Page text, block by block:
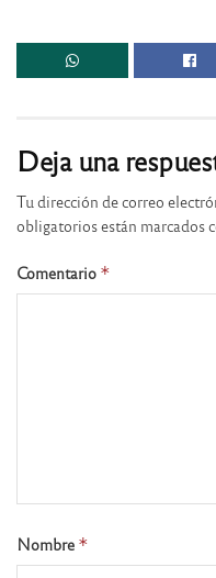
Deja una
Tu dirección de correo
obligatorios están marcados
Comentario *
Nombre *